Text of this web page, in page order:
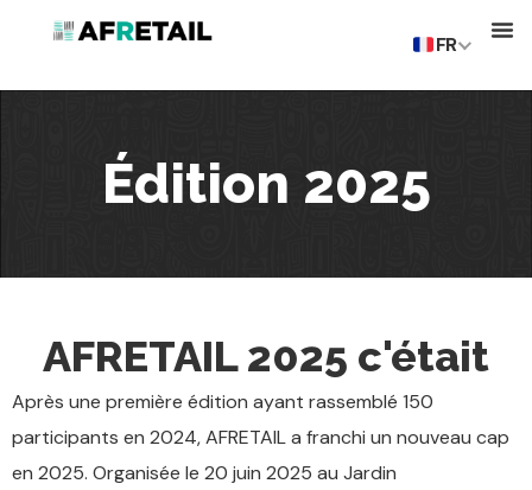
FR
Édition 2025
AFRETAIL 2025 c'était
Après une première édition ayant rassemblé 150
participants en 2024, AFRETAIL a franchi un nouveau cap
en 2025. Organisée le 20 juin 2025 au Jardin